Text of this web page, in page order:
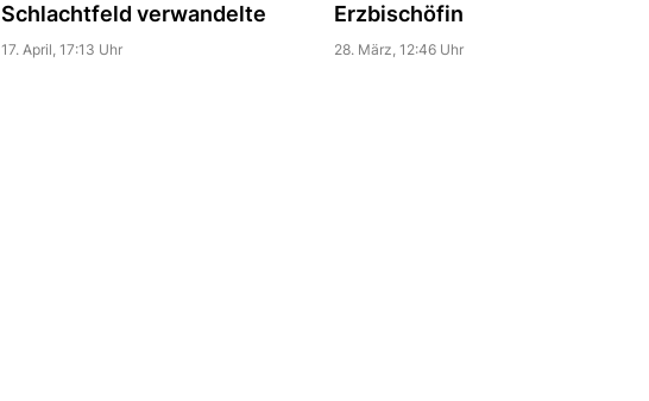
Schlachtfeld verwandelte
17. April, 17:13 Uhr
Erzbischöfin
28. März, 12:46 Uhr